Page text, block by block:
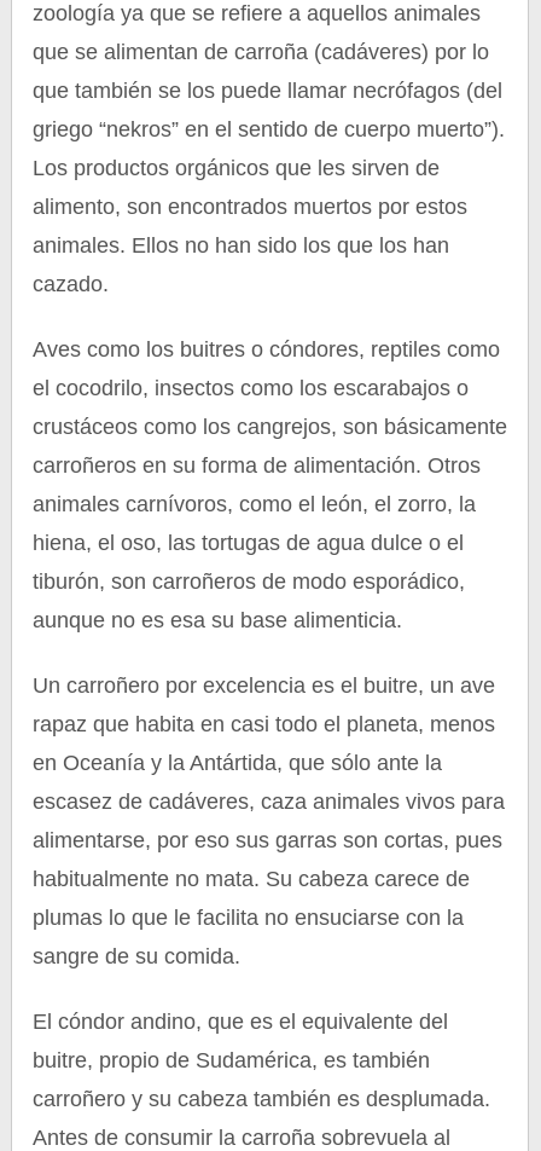
zoología ya que se refiere a aquellos animales
que se alimentan de carroña (cadáveres) por lo
que también se los puede llamar necrófagos (del
griego “nekros” en el sentido de cuerpo muerto”).
Los productos orgánicos que les sirven de
alimento, son encontrados muertos por estos
animales. Ellos no han sido los que los han
cazado.
Aves como los buitres o cóndores, reptiles como
el cocodrilo, insectos como los escarabajos o
crustáceos como los cangrejos, son básicamente
carroñeros en su forma de alimentación. Otros
animales carnívoros, como el león, el zorro, la
hiena, el oso, las tortugas de agua dulce o el
tiburón, son carroñeros de modo esporádico,
aunque no es esa su base alimenticia.
Un carroñero por excelencia es el buitre, un ave
rapaz que habita en casi todo el planeta, menos
en Oceanía y la Antártida, que sólo ante la
escasez de cadáveres, caza animales vivos para
alimentarse, por eso sus garras son cortas, pues
habitualmente no mata. Su cabeza carece de
plumas lo que le facilita no ensuciarse con la
sangre de su comida.
El cóndor andino, que es el equivalente del
buitre, propio de Sudamérica, es también
carroñero y su cabeza también es desplumada.
Antes de consumir la carroña sobrevuela al